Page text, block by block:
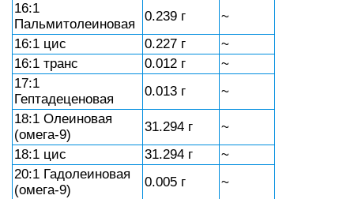
16:1
Пальмитолеиновая
0.239 г
~
16:1 цис
0.227 г
~
16:1 транс
0.012 г
~
17:1
Гептадеценовая
0.013 г
~
18:1 Олеиновая
(омега-9)
31.294 г
~
18:1 цис
31.294 г
~
20:1 Гадолеиновая
(омега-9)
0.005 г ~